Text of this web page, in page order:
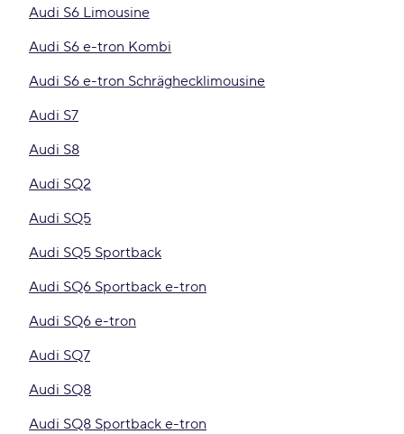
Audi S6 Limousine
Audi S6 e-tron Kombi
Audi S6 e-tron Schräghecklimousine
Audi S7
Audi S8
Audi SQ2
Audi SQ5
Audi SQ5 Sportback
Audi SQ6 Sportback e-tron
Audi SQ6 e-tron
Audi SQ7
Audi SQ8
Audi SQ8 Sportback e-tron